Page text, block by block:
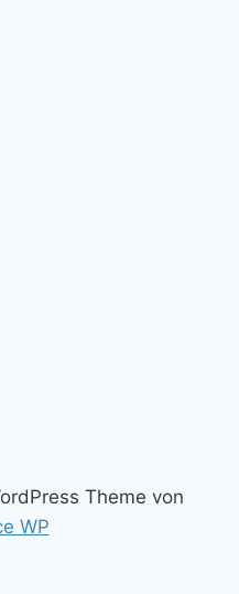
Theme von
WP